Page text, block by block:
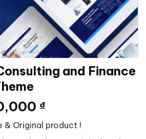
and Finance
₫Giá
hiện
tại
& Original product !